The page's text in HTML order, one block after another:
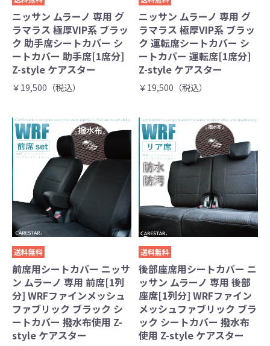
ニッサン ムラーノ 専用 グ
ラマラス 極厚VIP系 ブラッ
ク 助手席シートカバー シ
ートカバー 助手席[1席分]
Z-style ケアスター
￥19,500（税込）
ニッサン ムラーノ 専用 グ
ラマラス 極厚VIP系 ブラッ
ク 運転席シートカバー シ
ートカバー 運転席[1席分]
Z-style ケアスター
￥19,500（税込）
送料無料
前席用シートカバー ニッサ
ン ムラーノ 専用 前席[1列
分] WRFファインメッシュ
ファブリック ブラック シ
ートカバー 撥水布使用 Z-
style ケアスター
送料無料
後部座席用シートカバー ニ
ッサン ムラーノ 専用 後部
座席[1列分] WRFファイン
メッシュファブリック ブラ
ック シートカバー 撥水布
使用 Z-style ケアスター